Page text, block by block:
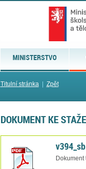
MINISTERSTVO
Titulní stránka| Zpět
DOKUMENT KE
Dokument